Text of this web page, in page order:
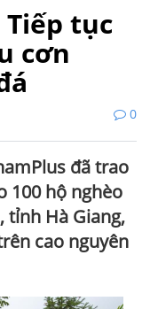
tục
cơn
0
đã trao
100 hộ nghèo
tỉnh Hà Giang,
cao nguyên